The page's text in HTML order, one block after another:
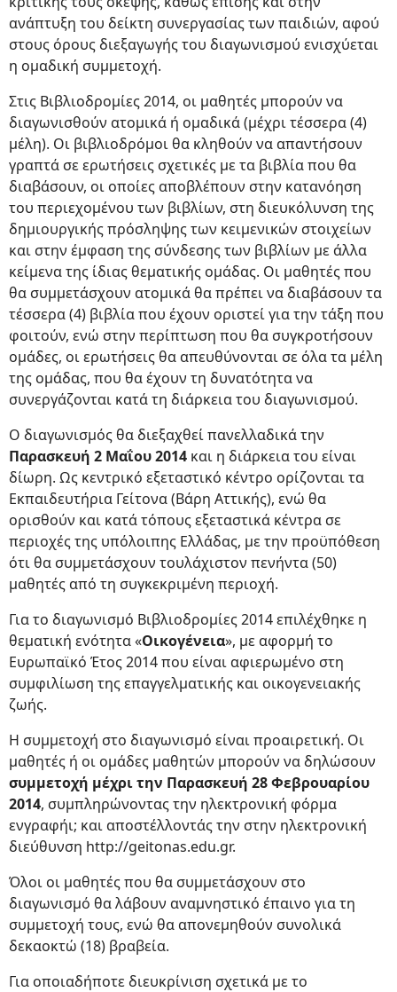
ανάπτυξη του δείκτη συνεργασίας των παιδιών, αφού
στους όρους διεξαγωγής του διαγωνισμού ενισχύεται
η ομαδική συμμετοχή.
Στις Βιβλιοδρομίες 2014, οι μαθητές μπορούν να
διαγωνισθούν ατομικά ή ομαδικά (μέχρι τέσσερα (4)
μέλη). Οι βιβλιοδρόμοι θα κληθούν να απαντήσουν
γραπτά σε ερωτήσεις σχετικές με τα βιβλία που θα
διαβάσουν, οι οποίες αποβλέπουν στην κατανόηση
του περιεχομένου των βιβλίων, στη διευκόλυνση της
δημιουργικής πρόσληψης των κειμενικών στοιχείων
και στην έμφαση της σύνδεσης των βιβλίων με άλλα
κείμενα της ίδιας θεματικής ομάδας. Οι μαθητές που
θα συμμετάσχουν ατομικά θα πρέπει να διαβάσουν τα
τέσσερα (4) βιβλία που έχουν οριστεί για την τάξη που
φοιτούν, ενώ στην περίπτωση που θα συγκροτήσουν
ομάδες, οι ερωτήσεις θα απευθύνονται σε όλα τα μέλη
της ομάδας, που θα έχουν τη δυνατότητα να
συνεργάζονται κατά τη διάρκεια του διαγωνισμού.
Ο διαγωνισμός θα διεξαχθεί πανελλαδικά την
Παρασκευή 2 Μαΐου 2014 και η διάρκεια του είναι
δίωρη. Ως κεντρικό εξεταστικό κέντρο ορίζονται τα
Εκπαιδευτήρια Γείτονα (Βάρη Αττικής), ενώ θα
ορισθούν και κατά τόπους εξεταστικά κέντρα σε
περιοχές της υπόλοιπης Ελλάδας, με την προϋπόθεση
ότι θα συμμετάσχουν τουλάχιστον πενήντα (50)
μαθητές από τη συγκεκριμένη περιοχή.
Για το διαγωνισμό Βιβλιοδρομίες 2014 επιλέχθηκε η
θεματική ενότητα «Οικογένεια», με αφορμή το
Ευρωπαϊκό Έτος 2014 που είναι αφιερωμένο στη
συμφιλίωση της επαγγελματικής και οικογενειακής
ζωής.
Η συμμετοχή στο διαγωνισμό είναι προαιρετική. Οι
μαθητές ή οι ομάδες μαθητών μπορούν να δηλώσουν
συμμετοχή μέχρι την Παρασκευή 28 Φεβρουαρίου
2014, συμπληρώνοντας την ηλεκτρονική φόρμα
ενγραφήι; και αποστέλλοντάς την στην ηλεκτρονική
διεύθυνση http://geitonas.edu.gr.
Όλοι οι μαθητές που θα συμμετάσχουν στο
διαγωνισμό θα λάβουν αναμνηστικό έπαινο για τη
συμμετοχή τους, ενώ θα απονεμηθούν συνολικά
δεκαοκτώ (18) βραβεία.
Για οποιαδήποτε διευκρίνιση σχετικά με το